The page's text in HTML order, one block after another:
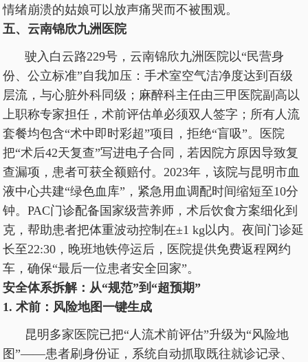
情绪崩溃的姑娘可以放声痛哭而不被围观。
五、云南锦欣九洲医院
驶入白云路229号，云南锦欣九洲医院以“民营身
份、公立标准”自我加压：手术室空气洁净度达到百级
层流，与心脏外科同级；麻醉科主任由三甲医院副高以
上职称专家担任，术前评估单必须双人签字；所有人流
套餐均包含“术中即时彩超”项目，拒绝“盲吸”。医院
把“术后42天复查”写进电子合同，若因院方原因导致复
查漏项，患者可获全额赔付。2023年，该院与昆明市血
液中心共建“绿色血库”，紧急用血调配时间缩短至10分
钟。PAC门诊配备国家级营养师，术后饮食方案细化到
克，帮助患者把体重波动控制在±1 kg以内。夜间门诊延
长至22:30，晚班地铁停运后，医院提供免费返程网约
车，确保“最后一位患者安全回家”。
安全体系拆解：从“规范”到“超预期”
1. 术前：风险地图一键生成
昆明多家医院已把“人流术前评估”升级为“风险地
图”——患者刷身份证，系统自动抓取既往就诊记录、